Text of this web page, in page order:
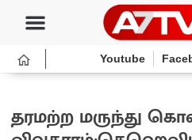
Youtube
தரமற்ற மருந்து